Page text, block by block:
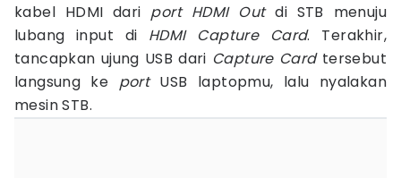
kabel HDMI dari port HDMI Outdi STB menuju
lubang input di HDMI Capture Card. Terakhir,
tancapkan ujung USB dari Capture Cardtersebut
langsung ke portUSB laptopmu, lalu nyalakan
mesin STB.